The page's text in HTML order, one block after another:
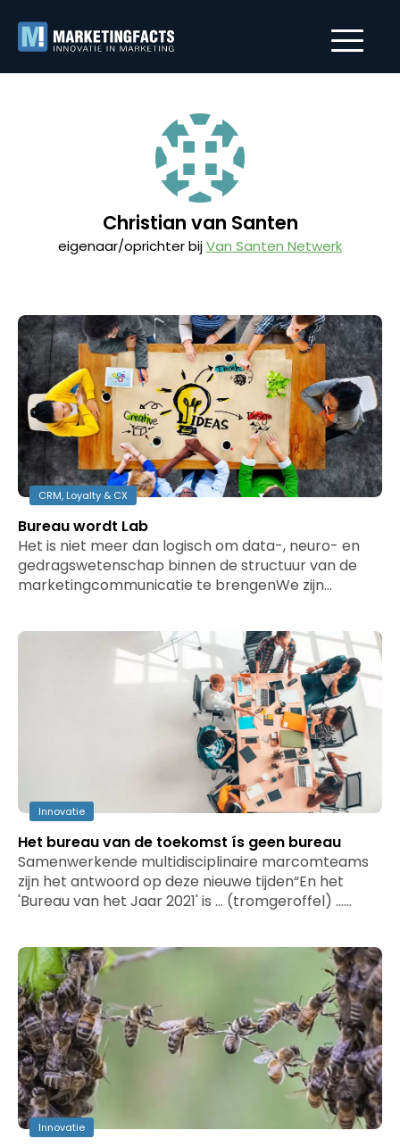
Christian van Santen
eigenaar/oprichter bijVan Santen Netwerk
CRM, Loyalty & CX
Bureau wordt Lab
Het is niet meer dan logisch om data-, neuro- en
gedragswetenschap binnen de structuur van de
marketingcommunicatie te brengenWe zijn…
Innovatie
Het bureau van de toekomst ís geen bureau
Samenwerkende multidisciplinaire marcomteams
zijn het antwoord op deze nieuwe tijden“En het
'Bureau van het Jaar 2021' is ... (tromgeroffel) ...…
Innovatie